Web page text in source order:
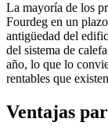
La mayoría de los
Fourdeg en un
antigüedad del
del sistema de
año, lo que lo
rentables que
Ventajas